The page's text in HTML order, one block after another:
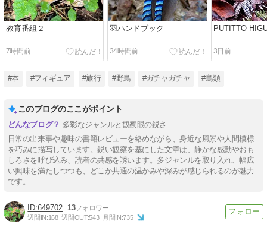
教育番組２
7時間前
羽ハンドブック
34時間前
PUTITTO
3日前
#本 #フィギュア #旅行 #野鳥 #ガチャガチャ #鳥類
このブログのここがポイント
多彩なジャンルと観察眼の鋭さ
日常の出来事や趣味の書籍レビューを絡めながら、身近な風景や人間模様
を巧みに描写しています。鋭い観察を基にした文章は、静かな感動やおも
しろさを呼び込み、読者の共感を誘います。多ジャンルを取り入れ、幅広
い興味を満たしつつも、どこか共通の温かみや深みが感じられるのが魅力
です。
649702 13
週間IN:168 週間OUT:543 月間IN:735